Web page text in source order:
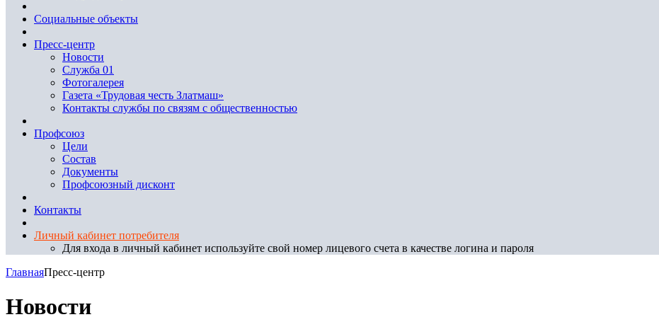
Социальные объекты
Пресс-центр
Новости
Служба 01
Фотогалерея
Газета «Трудовая честь Златмаш»
Контакты службы по связям с общественностью
Профсоюз
Цели
Состав
Документы
Профсоюзный дисконт
Контакты
Личный кабинет потребителя
Для входа в личный кабинет используйте свой номер лицевого счета в качестве логина и пароля
ГлавнаяПресс-центр
Новости